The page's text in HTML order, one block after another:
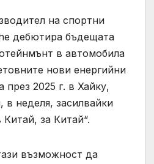
на спортни
дебютира бъдещата
в автомобила
нови енергийни
през 2025 г. в Хайку,
в неделя, засилвайки
за Китай“.
възможност да